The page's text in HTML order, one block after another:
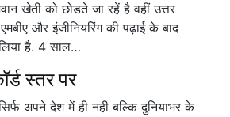
खेती को छोडते जा रहें है वहीं उत्तर
और इंजीनियरिंग की पढ़ाई के बाद
है. 4 साल…
स्तर पर
अपने देश में ही नही बल्कि दुनियाभर के